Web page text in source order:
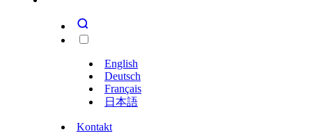
English
Deutsch
Français
日本語
Kontakt